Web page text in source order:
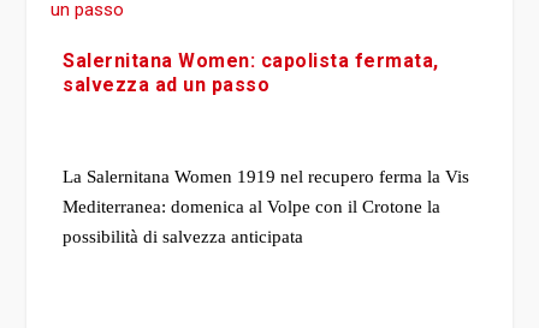
Salernitana Women: capolista fermata,
salvezza ad un passo
La Salernitana Women 1919 nel recupero ferma la Vis
Mediterranea: domenica al Volpe con il Crotone la
possibilità di salvezza anticipata